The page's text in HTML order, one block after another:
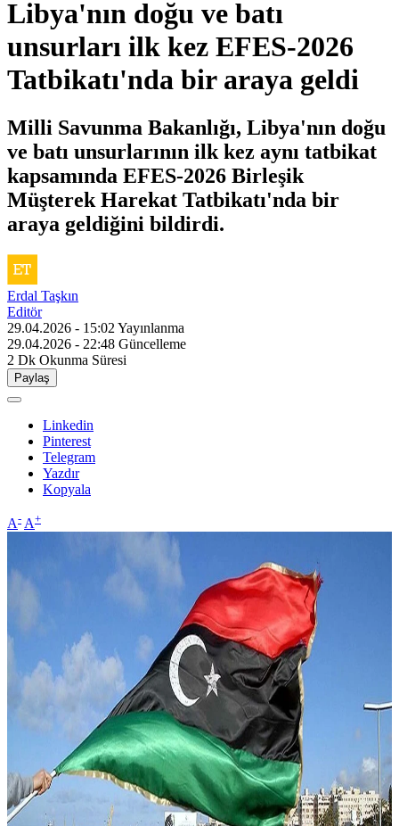
Libya'nın doğu ve batı
unsurları ilk kez EFES-2026
Tatbikatı'nda bir araya geldi
Milli Savunma Bakanlığı, Libya'nın doğu
ve batı unsurlarının ilk kez aynı tatbikat
kapsamında EFES-2026 Birleşik
Müşterek Harekat Tatbikatı'nda bir
araya geldiğini bildirdi.
Erdal Taşkın
Editör
29.04.2026 - 15:02 Yayınlanma
29.04.2026 - 22:48 Güncelleme
2 Dk Okunma Süresi
Paylaş
Linkedin
Pinterest
Telegram
Yazdır
Kopyala
A- A+